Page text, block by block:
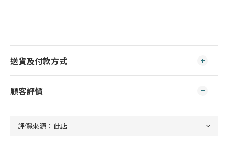
送貨及付款方式
顧客評價